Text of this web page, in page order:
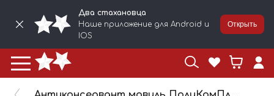
Два стахановца
Наше приложение для Android и
IOS
Открыть